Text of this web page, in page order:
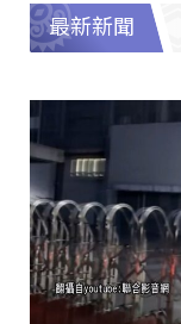
最新新聞